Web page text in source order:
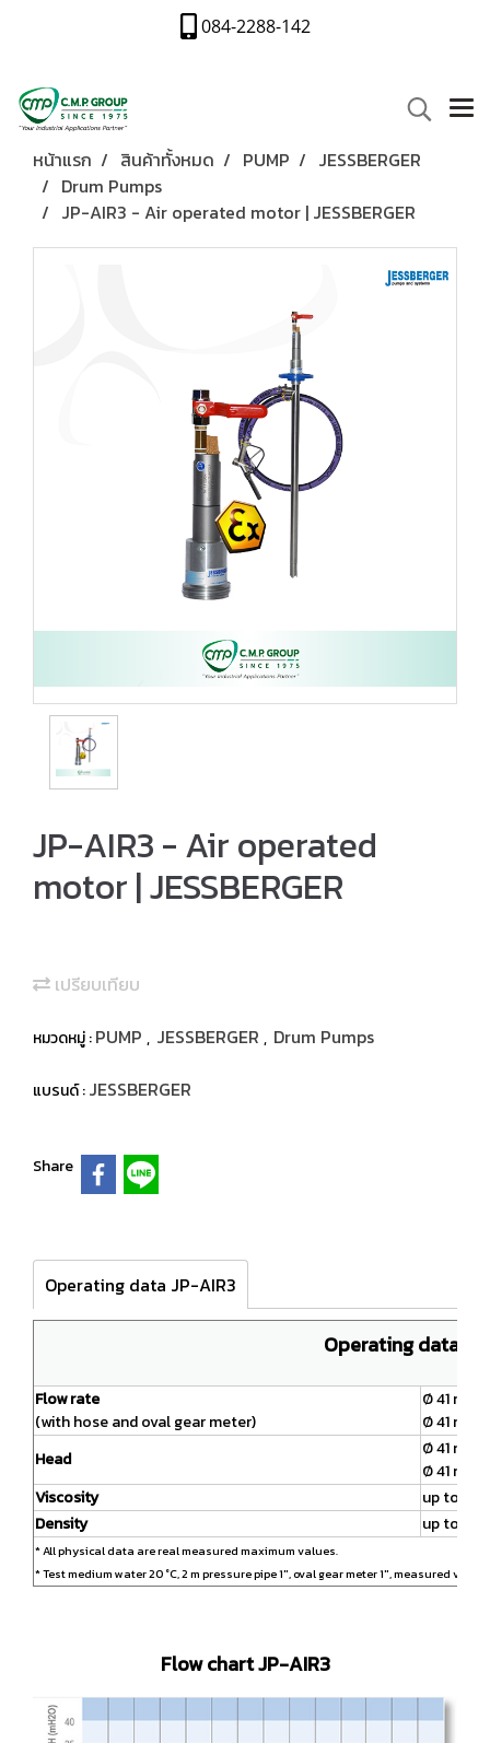
084-2288-142
หน้าแรก สินค้าทั้งหมด PUMP
JESSBERGER
Drum Pumps
JP-AIR3 - Air operated motor | JESSBERGER
JP-AIR3 - Air operated
motor | JESSBERGER
เปรียบเทียบ
หมวดหมู่ :PUMP , JESSBERGER , Drum Pumps
แบรนด์ :JESSBERGER
Share
Operating data JP-AIR3
Operating data
Flow rate
(with hose and oval gear meter)
Ø 41 mm
Ø 41 mm
Head
Ø 41 mm
Ø 41 mm
Viscosity
up to
Density
up to 1,5*
* All physical data are real measured maximum values.
* Test medium water 20 °C, 2 m pressure pipe 1″, oval gear meter 1″, measured
Flow chart JP-AIR3